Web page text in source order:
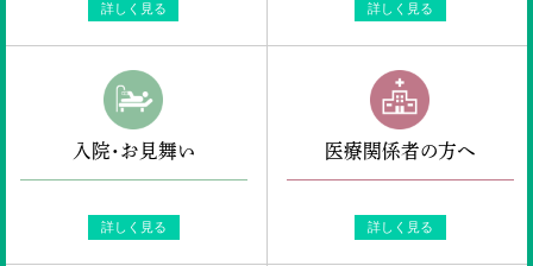
詳しく見る 詳しく見る
入院・お見舞い
詳しく見る
医療関係者の方へ
詳しく見る